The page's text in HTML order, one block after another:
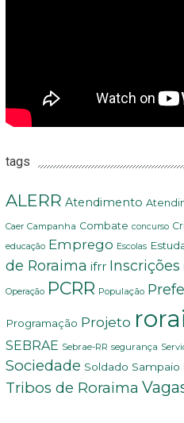
tags
ALERR Atendimento
Caer Campanha Combate concurso
educação Emprego Escolas
de Roraima ifrr Inscrições
Operação PCRR População
Programação Projeto
SEBRAE Sebrae-RR segurança
Sociedade Soldado Sampaio
Tribos de Roraima